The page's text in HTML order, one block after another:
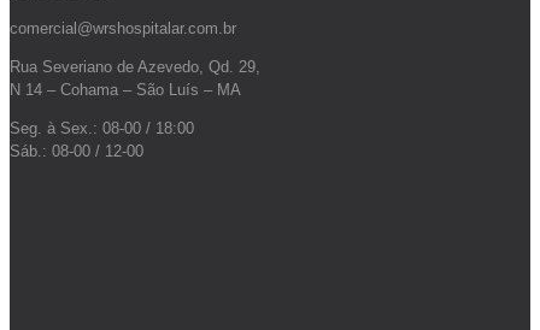
comercial@wrshospitalar.com.br
Rua Severiano de Azevedo, Qd. 29,
N 14 – Cohama – São Luís – MA
Seg. à Sex.: 08-00 / 18:00
Sáb.: 08-00 / 12-00